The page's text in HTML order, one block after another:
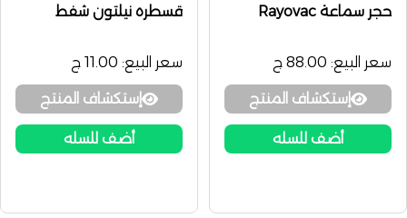
حجر سماعة Rayovac
سعر البيع: 88.00 ج
إستكشاف المنتج
أضف للسله
قسطره نيلتون شفط
سعر البيع: 11.00 ج
إستكشاف المنتج
أضف للسله